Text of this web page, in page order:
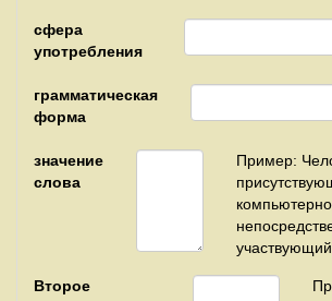
сфера
употребления
грамматическая
форма
значение
слова
Пример:
участвующий.
Второе